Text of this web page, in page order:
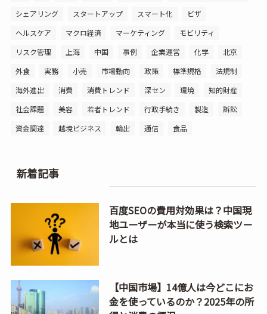
シェアリング
スタートアップ スマート化
ビザ
ヘルスケア
マクロ経済 マーケティング
モビリティ
リスク管理
上海 中国 事例 企業運営 化学
北京
外食
実務 小売 市場動向 政策 標準規格
法規制
海外進出
消費 消費トレンド 深セン 環境
知的財産
社会課題
美容 若者トレンド 行政手続き 製造
訴訟
資金調達
越境ビジネス 輸出 通信 食品
新着記事
百度SEOの費用対効果は？中国現
地ユーザーが本当に使う検索ツー
ルとは
【中国市場】14億人は今どこにお
金を使っているのか？2025年の所